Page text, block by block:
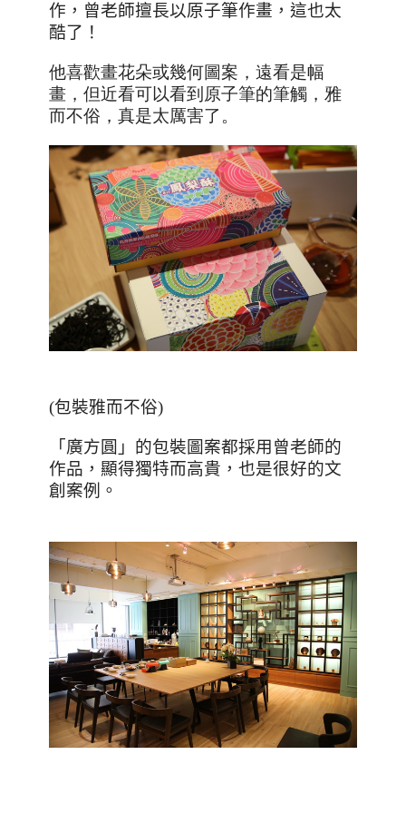
作，曾老師擅長以原子筆作畫，這也太
酷了！
他喜歡畫花朵或幾何圖案，遠看是幅
畫，但近看可以看到原子筆的筆觸，雅
而不俗，真是太厲害了。
(包裝雅而不俗)
「廣方圓」的包裝圖案都採用曾老師的
作品，顯得獨特而高貴，也是很好的文
創案例。